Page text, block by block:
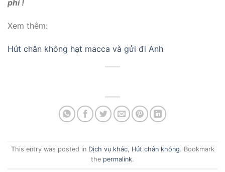
phí !
Xem thêm:
Hút chân không hạt macca và gửi đi Anh
This entry was posted in Dịch vụ khác, Hút chân không. Bookmark
the permalink.